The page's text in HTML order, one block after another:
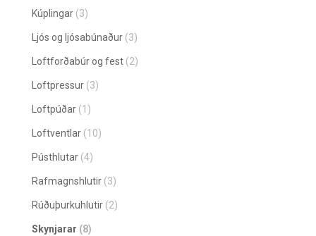
Kúplingar (3)
Ljós og ljósabúnaður (3)
Loftforðabúr og fest (2)
Loftpressur (3)
Loftpúðar (1)
Loftventlar (10)
Pústhlutar (4)
Rafmagnshlutir (3)
Rúðuþurkuhlutir (2)
Skynjarar (8)